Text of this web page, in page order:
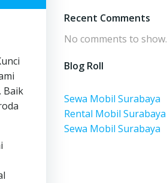
Baik
Recent Comments
No comments to show.
Blog Roll
Sewa Mobil Surabaya
Rental Mobil Surabaya
Sewa Mobil Surabaya